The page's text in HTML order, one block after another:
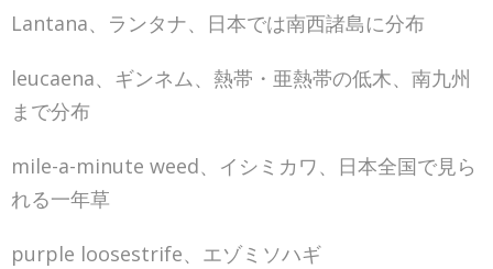
Lantana、ランタナ、日本では南西諸島に分布
leucaena、ギンネム、熱帯・亜熱帯の低木、南九州
まで分布
mile-a-minute weed、イシミカワ、日本全国で見ら
れる一年草
purple loosestrife、エゾミソハギ